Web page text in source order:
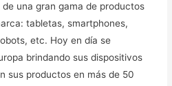
una gran gama de productos
tabletas, smartphones,
etc. Hoy en día se
brindando sus dispositivos
sus productos en más de 50